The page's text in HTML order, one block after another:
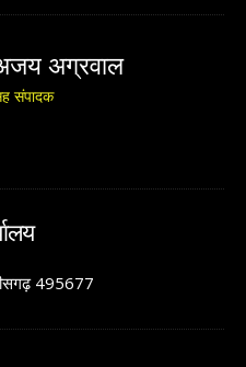
अग्रवाल
संपादक
495677